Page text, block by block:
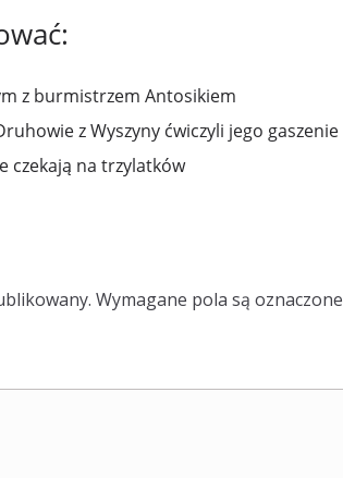
z burmistrzem Antosikiem
z Wyszyny ćwiczyli jego gaszenie
czekają na trzylatków
Wymagane pola są oznaczone